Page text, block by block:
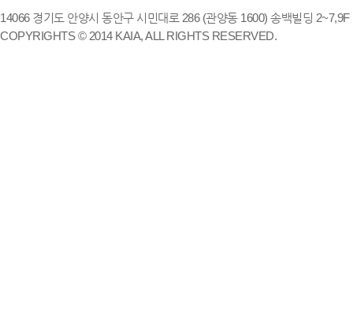
14066 경기도 안양시 동안구 시민대로 286 (관양동 1600) 송백빌딩
COPYRIGHTS © 2014 KAIA, ALL RIGHTS RESERVED.